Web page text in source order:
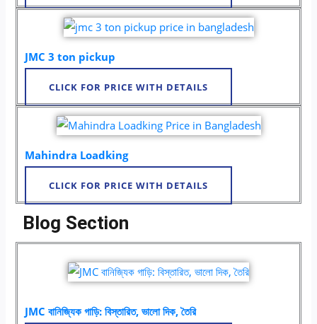
JMC 3 ton pickup
CLICK FOR PRICE WITH DETAILS
Mahindra Loadking
CLICK FOR PRICE WITH DETAILS
Blog Section
JMC বানিজ্যিক গাড়ি: বিস্তারিত, ভালো দিক, তৈরি